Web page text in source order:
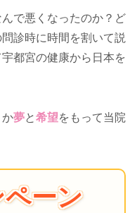
で悪くなったのか？ど
診時に時間を割いて説
都宮の健康から日本を
か夢と希望をもって当院
ペーン